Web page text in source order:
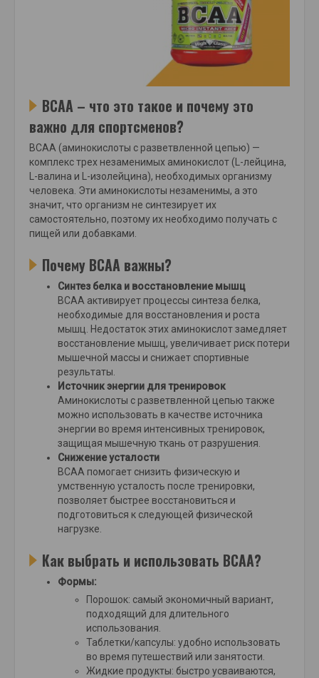
BCAA – что это такое и почему это
важно для спортсменов?
BCAA (аминокислоты с разветвленной цепью) —
комплекс трех незаменимых аминокислот (L-лейцина,
L-валина и L-изолейцина), необходимых организму
человека. Эти аминокислоты незаменимы, а это
значит, что организм не синтезирует их
самостоятельно, поэтому их необходимо получать с
пищей или добавками.
Почему BCAA важны?
Синтез белка и восстановление мышц
BCAA активирует процессы синтеза белка,
необходимые для восстановления и роста
мышц. Недостаток этих аминокислот замедляет
восстановление мышц, увеличивает риск потери
мышечной массы и снижает спортивные
результаты.
Источник энергии для тренировок
Аминокислоты с разветвленной цепью также
можно использовать в качестве источника
энергии во время интенсивных тренировок,
защищая мышечную ткань от разрушения.
Снижение усталости
BCAA помогает снизить физическую и
умственную усталость после тренировки,
позволяет быстрее восстановиться и
подготовиться к следующей физической
нагрузке.
Как выбрать и использовать BCAA?
Формы:
Порошок: самый экономичный вариант,
подходящий для длительного
использования.
Таблетки/капсулы: удобно использовать
во время путешествий или занятости.
Жидкие продукты: быстро усваиваются,